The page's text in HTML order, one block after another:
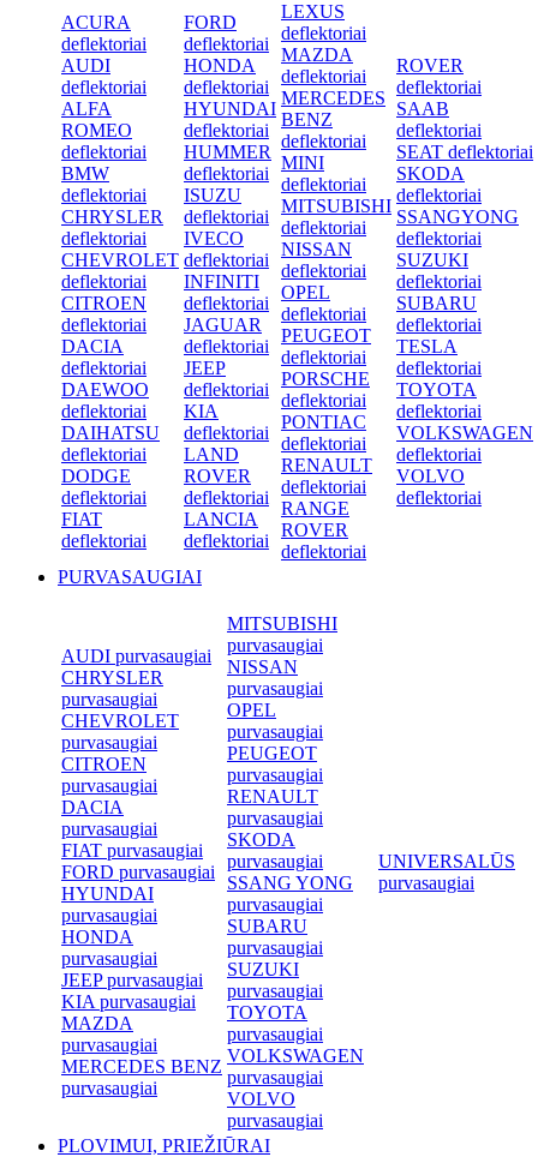
ACURA
deflektoriai
AUDI
deflektoriai
ALFA
ROMEO
deflektoriai
BMW
deflektoriai
CHRYSLER
deflektoriai
CHEVROLET
deflektoriai
CITROEN
deflektoriai
DACIA
deflektoriai
DAEWOO
deflektoriai
DAIHATSU
deflektoriai
DODGE
deflektoriai
FIAT
deflektoriai
FORD
deflektoriai
HONDA
deflektoriai
HYUNDAI
deflektoriai
HUMMER
deflektoriai
ISUZU
deflektoriai
IVECO
deflektoriai
INFINITI
deflektoriai
JAGUAR
deflektoriai
JEEP
deflektoriai
KIA
deflektoriai
LAND
ROVER
deflektoriai
LANCIA
deflektoriai
LEXUS
deflektoriai
MAZDA
deflektoriai
MERCEDES
BENZ
deflektoriai
MINI
deflektoriai
MITSUBISHI
deflektoriai
NISSAN
deflektoriai
OPEL
deflektoriai
PEUGEOT
deflektoriai
PORSCHE
deflektoriai
PONTIAC
deflektoriai
RENAULT
deflektoriai
RANGE
ROVER
deflektoriai
ROVER
deflektoriai
SAAB
deflektoriai
SEAT deflektoriai
SKODA
deflektoriai
SSANGYONG
deflektoriai
SUZUKI
deflektoriai
SUBARU
deflektoriai
TESLA
deflektoriai
TOYOTA
deflektoriai
VOLKSWAGEN
deflektoriai
VOLVO
deflektoriai
PURVASAUGIAI
AUDI purvasaugiai
CHRYSLER
purvasaugiai
CHEVROLET
purvasaugiai
CITROEN
purvasaugiai
DACIA
purvasaugiai
FIAT purvasaugiai
FORD purvasaugiai
HYUNDAI
purvasaugiai
HONDA
purvasaugiai
JEEP purvasaugiai
KIA purvasaugiai
MAZDA
purvasaugiai
MERCEDES BENZ
purvasaugiai
MITSUBISHI
purvasaugiai
NISSAN
purvasaugiai
OPEL
purvasaugiai
PEUGEOT
purvasaugiai
RENAULT
purvasaugiai
SKODA
purvasaugiai
SSANG YONG
purvasaugiai
SUBARU
purvasaugiai
SUZUKI
purvasaugiai
TOYOTA
purvasaugiai
VOLKSWAGEN
purvasaugiai
VOLVO
purvasaugiai
UNIVERSALŪS
purvasaugiai
PLOVIMUI, PRIEŽIŪRAI